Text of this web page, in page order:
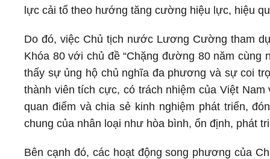
lực cải tổ theo hướng tăng cường hiệu lực, hiệu
Do đó, việc Chủ tịch nước Lương Cường tham
Khóa 80 với chủ đề “Chặng đường 80 năm
thấy sự ủng hộ chủ nghĩa đa phương và sự coi
thành viên tích cực, có trách nhiệm của Việt
quan điểm và chia sẻ kinh nghiệm phát triển,
chung của nhân loại như hòa bình, ổn định, phát
Bên cạnh đó, các hoạt động song phương của